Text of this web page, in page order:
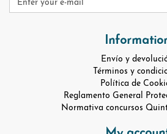
Envío y
Términos y
Política de
Reglamento General
Normativa concursos